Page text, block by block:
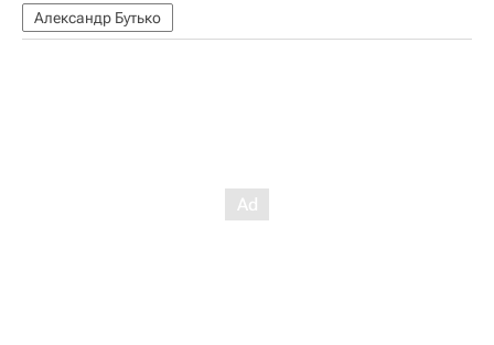
Александр Бутько